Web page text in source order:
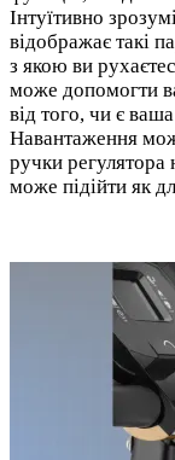
Інтуїтивно
відображає такі
з якою ви
може допомогти
від того, чи є
Навантаження
ручки регулятора
може підійти як